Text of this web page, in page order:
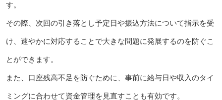
す。
その際、次回の引き落とし予定日や振込方法について指示を受
け、速やかに対応することで大きな問題に発展するのを防ぐこ
とができます。
また、口座残高不足を防ぐために、事前に給与日や収入のタイ
ミングに合わせて資金管理を見直すことも有効です。